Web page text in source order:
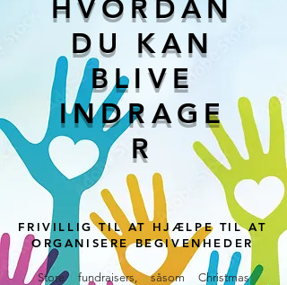
HVORDAN
DU KAN
BLIVE
INDRAGE
R
FRIVILLIG TIL AT HJÆLPE TIL AT
ORGANISERE BEGIVENHEDER
Store fundraisers, såsom Christmas